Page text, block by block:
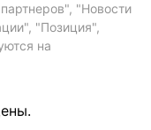
"Новости
"Позиция",
на